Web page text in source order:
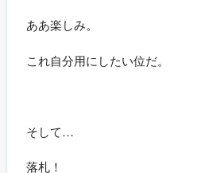
ああ楽しみ。
これ自分用にしたい位だ。
そして…
落札！